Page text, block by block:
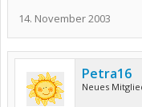
14. November 2003
Petra16
Neues